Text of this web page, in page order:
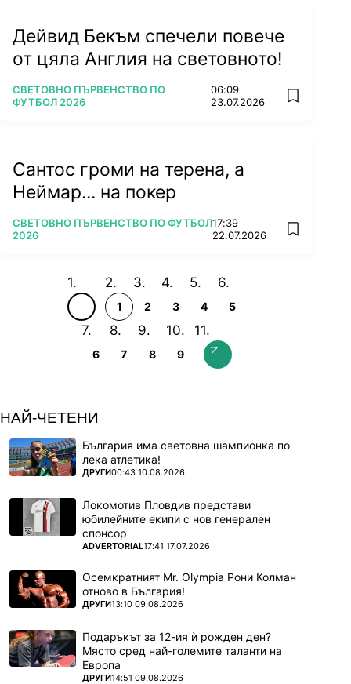
Дейвид Бекъм спечели повече
от цяла Англия на световното!
ПОВЕЧЕ ОТ
СВЕТОВНО ПЪРВЕНСТВО ПО
ФУТБОЛ 2026
06:09
23.07.2026
add
Сантос громи на терена, а
Неймар... на покер
ПОВЕЧЕ ОТ
СВЕТОВНО ПЪРВЕНСТВО ПО ФУТБОЛ
2026
17:39
22.07.2026
add
1 2 3 4 5
6 7 8 9
НАЙ-ЧЕТЕНИ
България има световна шампионка по
лека атлетика!
ПОВЕЧЕ ОТ
ДРУГИ00:43 10.08.2026
Локомотив Пловдив представи
юбилейните екипи с нов генерален
спонсор
ПОВЕЧЕ ОТ
ADVERTORIAL17:41 17.07.2026
Осемкратният Mr. Olympia Рони Колман
отново в България!
ПОВЕЧЕ ОТ
ДРУГИ13:10 09.08.2026
Подаръкът за 12-ия ѝ рожден ден?
Място сред най-големите таланти на
Европа
ПОВЕЧЕ ОТ
ДРУГИ14:51 09.08.2026